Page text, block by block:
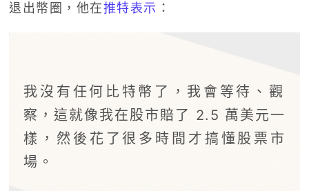
退出幣圈，他在推特表示 ：
我沒有任何比特幣了，我會等待、觀
察，這就像我在股市賠了 2.5 萬美元一
樣，然後花了很多時間才搞懂股票市
場。